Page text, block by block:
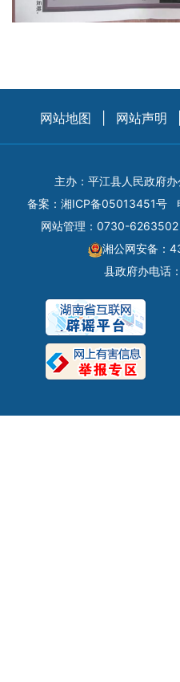
网站地图 网站声明
主办：平江县人民政府办
备案： 湘ICP备05013451号
网站管理：0730-6263502
湘公网安备：
县政府办电话